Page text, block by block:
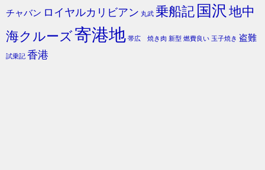
チャバン ロイヤルカリビアン 丸武 乗船記 国沢 地中
海クルーズ寄港地 帯広 焼き肉 新型 燃費良い 玉子焼き 盗難
試乗記 香港